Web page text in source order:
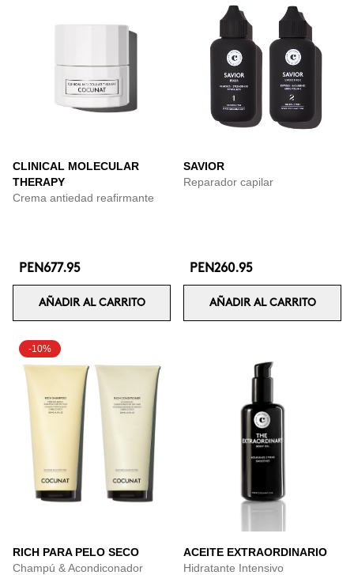
CLINICAL MOLECULAR
THERAPY
Crema antiedad reafirmante
PEN677.95
AÑADIR AL CARRITO
SAVIOR
Reparador capilar
PEN260.95
AÑADIR AL CARRITO
-10%
RICH PARA PELO SECO
Champú & Acondiconador
ACEITE EXTRAORDINARIO
Hidratante Intensivo